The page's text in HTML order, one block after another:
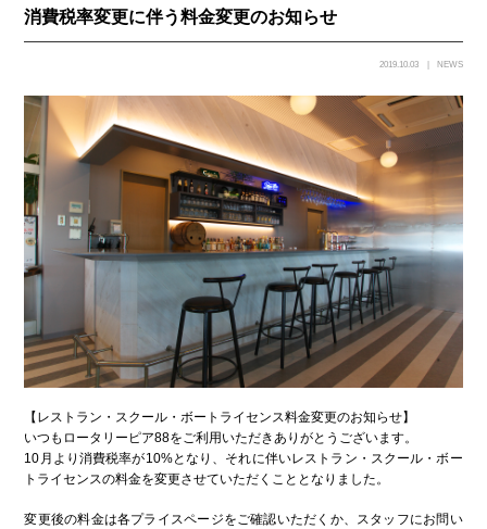
消費税率変更に伴う料金変更のお知らせ
2019.10.03 NEWS
【レストラン・スクール・ボートライセンス料金変更のお知らせ】
いつもロータリーピア88をご利用いただきありがとうございます。
10月より消費税率が10%となり、それに伴いレストラン・スクール・ボー
トライセンスの料金を変更させていただくこととなりました。
変更後の料金は各プライスページをご確認いただくか、スタッフにお問い